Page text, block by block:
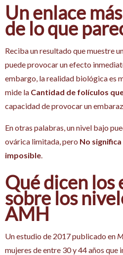
Un enlace
de lo que
Reciba un resultado que muestre
puede provocar un efecto
embargo, la realidad biológica es
mide la Cantidad de folículos
capacidad de provocar un
En otras palabras, un nivel bajo
ovárica limitada, pero No
imposible
Qué dicen los
sobre los
AMH
Un estudio de 2017 publicado en
mujeres de entre 30 y 44 años